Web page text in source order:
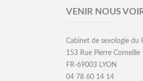
VENIR NOUS
Cabinet de sexologie du
153 Rue Pierre Corneille
FR-69003 LYON
04 78 60 14 14